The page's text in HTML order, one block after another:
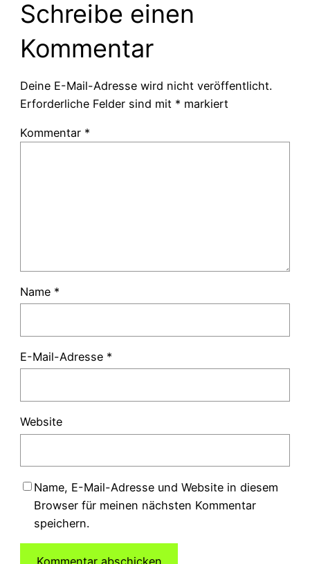
Schreibe einen
Kommentar
Deine E-Mail-Adresse wird nicht veröffentlicht.
Erforderliche Felder sind mit * markiert
Kommentar *
Name *
E-Mail-Adresse *
Website
Name, E-Mail-Adresse und Website in diesem
Browser für meinen nächsten Kommentar
speichern.